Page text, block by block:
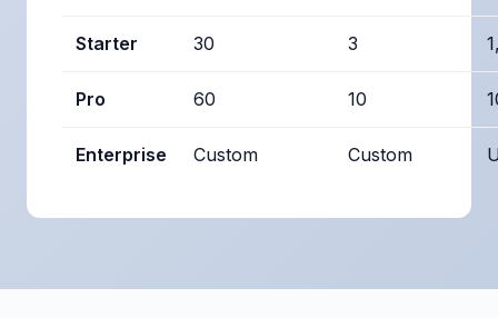
Starter 30 3
Pro 60 10
Enterprise Custom Custom